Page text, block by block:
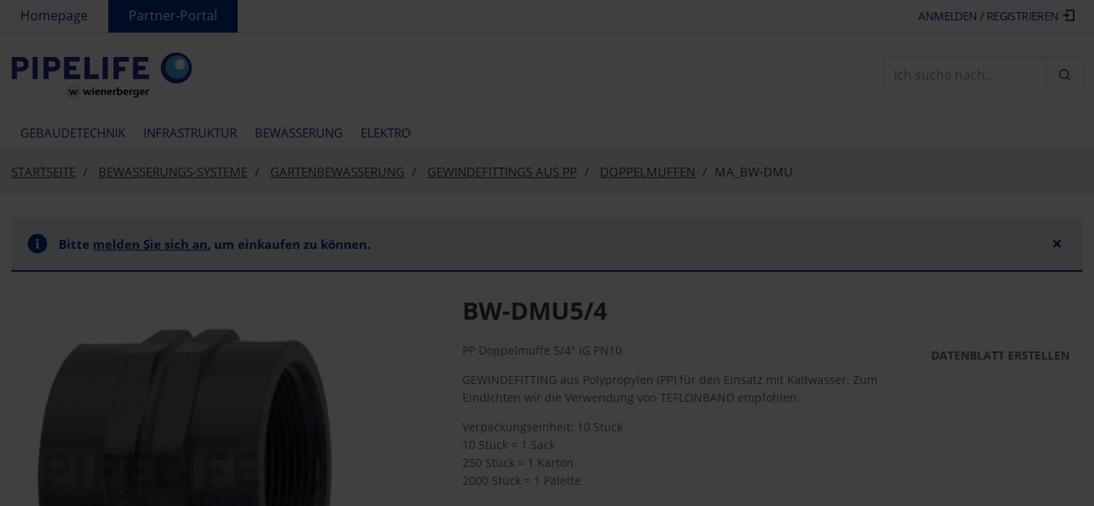
text.skipToContent
text.skipToNavigation
Homepage Partner-Portal ANMELDEN / REGISTRIEREN
GEBÄUDETECHNIK INFRASTRUKTUR BEWÄSSERUNG ELEKTRO
STARTSEITE BEWÄSSERUNGS-SYSTEME GARTENBEWÄSSERUNG GEWINDEFITTINGS AUS PP DOPPELMUFFEN MA_BW-DMU
Bitte melden Sie sich an, um einkaufen zu können. ×
BW-DMU5/4
PP Doppelmuffe 5/4" IG PN10
GEWINDEFITTING aus Polypropylen (PP) für den Einsatz mit Kaltwasser. Zum
Eindichten wir die Verwendung von TEFLONBAND empfohlen.
Verpackungseinheit: 10 Stück
10 Stück = 1 Sack
250 Stück = 1 Karton
2000 Stück = 1 Palette
DATENBLATT ERSTELLEN